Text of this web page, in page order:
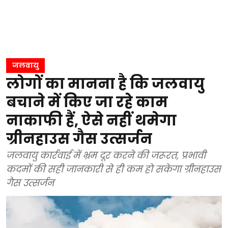
जलवायु
लोगों का मानना है कि जलवायु
बचाने में किए जा रहे काम
नाकाफी हैं, ऐसे नहीं थमेगा
ग्रीनहाउस गैस उत्सर्जन
जलवायु कार्रवाई में भ्रम दूर करने की जरूरत, प्रभावी
कदमों की सही जानकारी से ही कम हो सकेगा ग्रीनहाउस
गैस उत्सर्जन